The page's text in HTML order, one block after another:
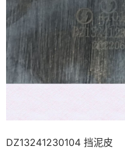
DZ13241230104 挡泥皮